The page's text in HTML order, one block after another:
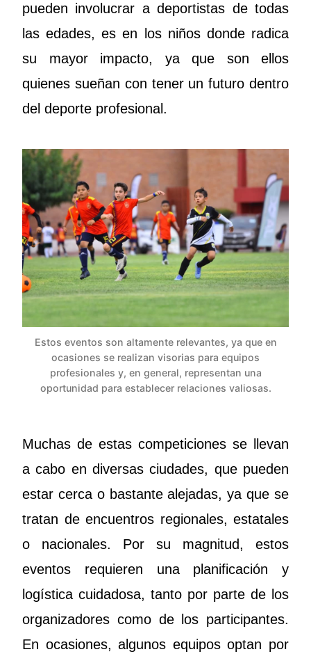
pueden involucrar a deportistas de todas
las edades, es en los niños donde radica
su mayor impacto, ya que son ellos
quienes sueñan con tener un futuro dentro
del deporte profesional.
Estos eventos son altamente relevantes, ya que en
ocasiones se realizan visorias para equipos
profesionales y, en general, representan una
oportunidad para establecer relaciones valiosas.
Muchas de estas competiciones se llevan
a cabo en diversas ciudades, que pueden
estar cerca o bastante alejadas, ya que se
tratan de encuentros regionales, estatales
o nacionales. Por su magnitud, estos
eventos requieren una planificación y
logística cuidadosa, tanto por parte de los
organizadores como de los participantes.
En ocasiones, algunos equipos optan por